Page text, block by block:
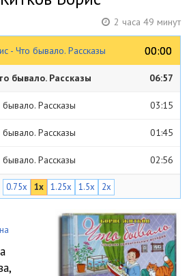
2 часа 49 минут
- Что бывало. Рассказы 00:00
00:00
бывало. Рассказы 06:57
Рассказы 03:15
Рассказы 01:45
Рассказы 02:56
Рассказы
Рассказы 02:36
Рассказы 02:57
Рассказы 02:50
0.75x 1x 1.25x 1.5x 2x